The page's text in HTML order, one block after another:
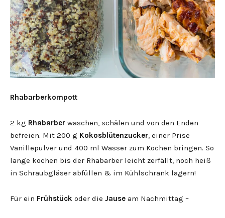
Rhabarberkompott
2 kg Rhabarber waschen, schälen und von den Enden
befreien. Mit 200 g Kokosblütenzucker, einer Prise
Vanillepulver und 400 ml Wasser zum Kochen bringen. So
lange kochen bis der Rhabarber leicht zerfällt, noch heiß
in Schraubgläser abfüllen & im Kühlschrank lagern!
Für ein Frühstück oder die Jause am Nachmittag –